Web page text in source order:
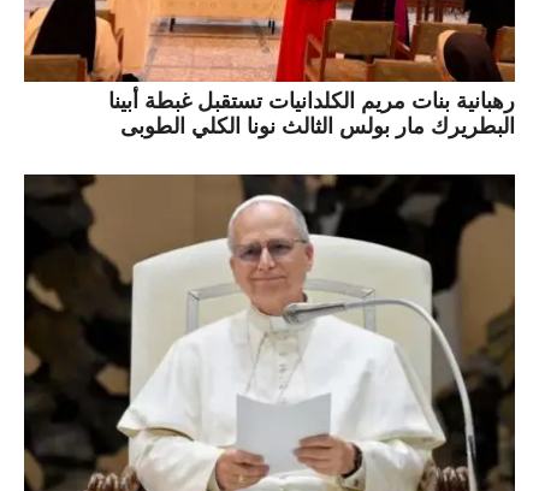
رهبانية بنات مريم الكلدانيات تستقبل غبطة أبينا
البطريرك مار بولس الثالث نونا الكلي الطوبى